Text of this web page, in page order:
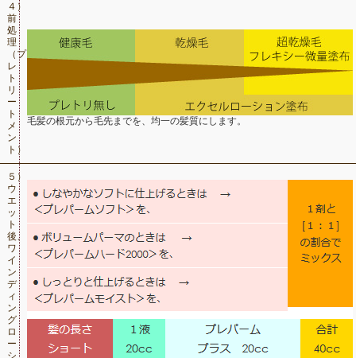
４）
前
処
理
（プ
レ
ト
リ
ー
ト
メ
ン
ト）
毛髪の根元から毛先までを、均一の髪質にします。
５）
ウ
エ
ッ
ト
後、
ワ
イ
ン
デ
ィ
ン
グ
ロ
ー
シ